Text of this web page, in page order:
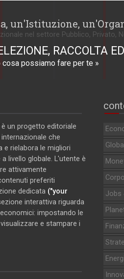
un'Istituzione,
nel settore Pubblico, Privato,
RACCOLTA
possiamo fare per te »
è un progetto editoriale
che
e rielabora le migliori
livello globale. L'utente è
attivamente
preferiti
dedicata ("your
interattiva riguarda
impostando le
e stampare i
Jobs